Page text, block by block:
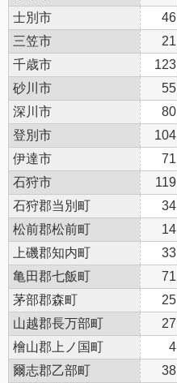
士別市
46
三笠市
21
千歳市
123
砂川市
55
深川市
80
登別市
104
伊達市
71
石狩市
119
石狩郡当別町
34
松前郡松前町
14
上磯郡知内町
33
亀田郡七飯町
71
茅部郡森町
25
山越郡長万部町
27
檜山郡上ノ国町
4
爾志郡乙部町
38